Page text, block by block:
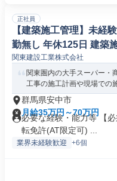
正社員
【建築施工管理】未経
勤無し 年休125日 建築
関東建設工業株式会社
関東圏内の大手スーパー・
工事の施工計画や現場での
群馬県安中市
月給35万円～70万円
必要な経験・能力等 【
転免許(AT限定可) ...
業界未経験歓迎 +6個